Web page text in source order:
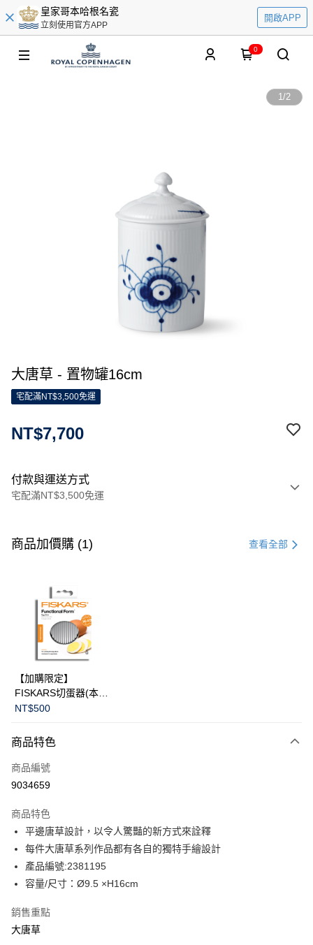
皇家哥本哈根名瓷
立刻使用官方APP
開啟APP
0
1/2
大唐草 - 置物罐16cm
宅配滿NT$3,500免運
NT$7,700
付款與運送方式
宅配滿NT$3,500免運
信用卡一次付款
3 期 0 利率 每期
合作金庫商業銀行
華南商業銀行
上海商業儲蓄銀行
國泰世華商業銀行
臺灣中小企業銀行
匯豐（台灣）商業銀行
聯邦商業銀行
元大商業銀行
台新國際商業銀行
LINE Pay
Apple Pay
運送方式
黑貓宅急便
商品加價購 (1) 查看全部
【加購限定】
FISKARS切蛋器(本商
品不提供破損保證)
NT$500
商品特色
商品編號
9034659
商品特色
平邊唐草設計，以令人驚豔的新方式來詮釋
每件大唐草系列作品都有各自的獨特手繪設計
產品編號:2381195
容量/尺寸：Ø9.5 ×H16cm
銷售重點
大唐草